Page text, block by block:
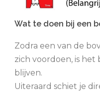
Wat te doen bij een
Zodra een van de
zich voordoen, is
blijven.
Uiteraard schiet je